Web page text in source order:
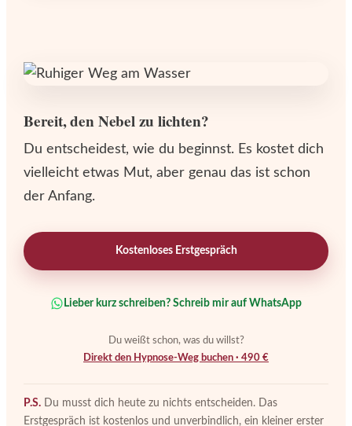
Bereit, den Nebel zu lichten?
Du entscheidest, wie du beginnst. Es kostet dich
vielleicht etwas Mut, aber genau das ist schon
der Anfang.
Kostenloses Erstgespräch
Lieber kurz schreiben? Schreib mir auf WhatsApp
Du weißt schon, was du willst?
Direkt den Hypnose-Weg buchen · 490 €
P.S. Du musst dich heute zu nichts entscheiden. Das
Erstgespräch ist kostenlos und unverbindlich, ein kleiner erster